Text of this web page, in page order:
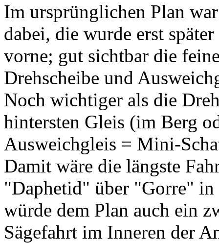
Im ursprünglichen Plan
dabei, die wurde erst
vorne; gut sichtbar die
Drehscheibe und
Noch wichtiger als die
hintersten Gleis (im Berg
Ausweichgleis = Mini-
Damit wäre die längste
"Daphetid" über "Gorre" in
würde dem Plan auch ein
Sägefahrt im Inneren der